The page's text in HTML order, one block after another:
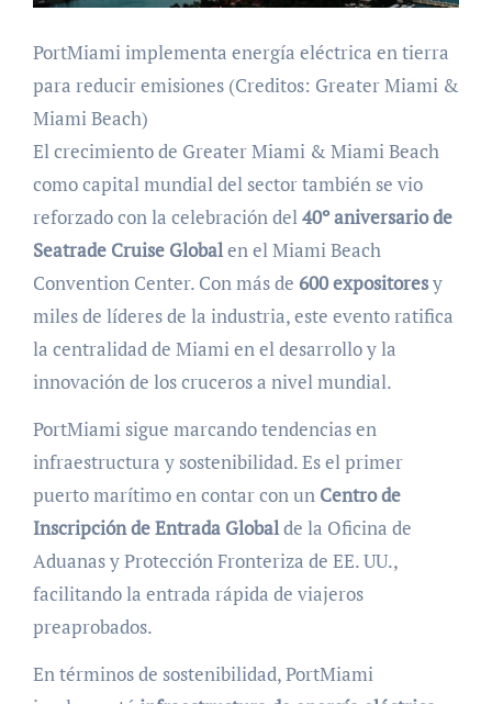
PortMiami implementa energía eléctrica en tierra
para reducir emisiones (Creditos: Greater Miami &
Miami Beach)
El crecimiento de Greater Miami & Miami Beach
como capital mundial del sector también se vio
reforzado con la celebración del40º aniversario de
Seatrade Cruise Globalen el Miami Beach
Convention Center. Con más de 600 expositoresy
miles de líderes de la industria, este evento ratifica
la centralidad de Miami en el desarrollo y la
innovación de los cruceros a nivel mundial.
PortMiami sigue marcando tendencias en
infraestructura y sostenibilidad. Es el primer
puerto marítimo en contar con un Centro de
Inscripción de Entrada Globalde la Oficina de
Aduanas y Protección Fronteriza de EE. UU.,
facilitando la entrada rápida de viajeros
preaprobados.
En términos de sostenibilidad, PortMiami